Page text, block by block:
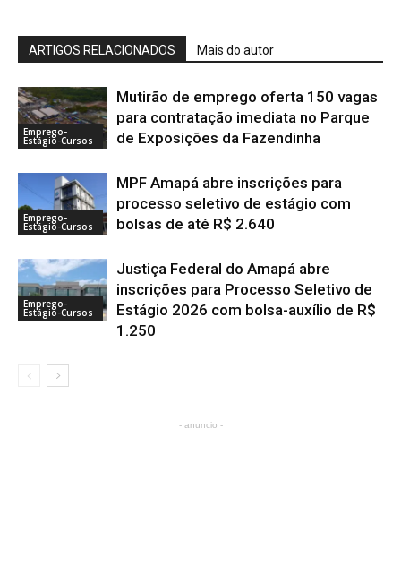
ARTIGOS RELACIONADOS Mais do autor
Emprego-
Estágio-Cursos
Mutirão de emprego oferta 150 vagas
para contratação imediata no Parque
de Exposições da Fazendinha
Emprego-
Estágio-Cursos
MPF Amapá abre inscrições para
processo seletivo de estágio com
bolsas de até R$ 2.640
Emprego-
Estágio-Cursos
Justiça Federal do Amapá abre
inscrições para Processo Seletivo de
Estágio 2026 com bolsa-auxílio de R$
1.250
- anuncio -